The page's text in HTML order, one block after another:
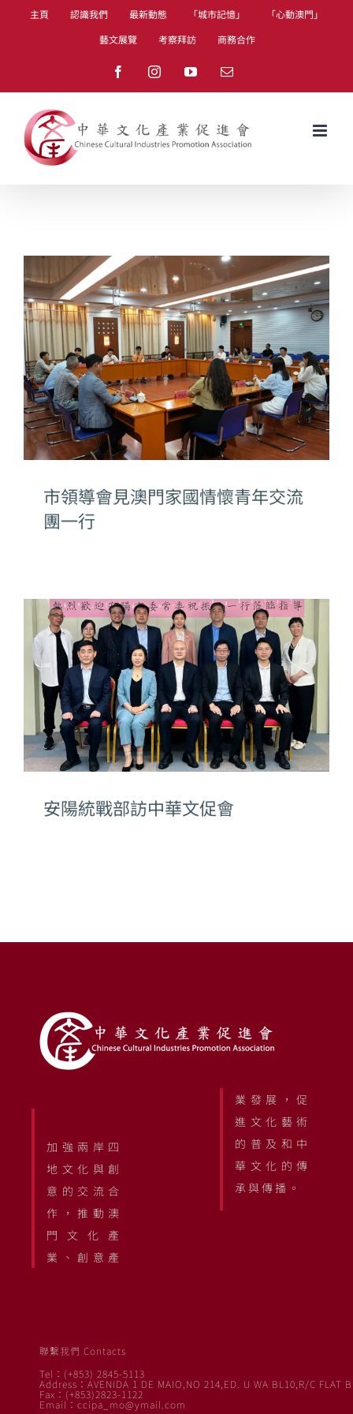
主頁 認識我們 最新動態 「城市記憶」
「心動澳門」
藝文展覽
考察拜訪 商務合作
FacebookInstagramYouTubeEmail
市領導會見澳門家國情懷青年交流
團一行
安陽統戰部訪中華文促會
加強兩岸四
地文化與創
意的交流合
作，推動澳
門文化產
業、創意產
業發展，促
進文化藝術
的普及和中
華文化的傳
承與傳播。
聯繫我們 Contacts
Tel：(+853) 2845-5113
Address：AVENIDA 1 DE MAIO,NO 214,ED. U WA BL10,R/C FLAT B
Fax：(+853)2823-1122
Email：ccipa_mo@ymail.com